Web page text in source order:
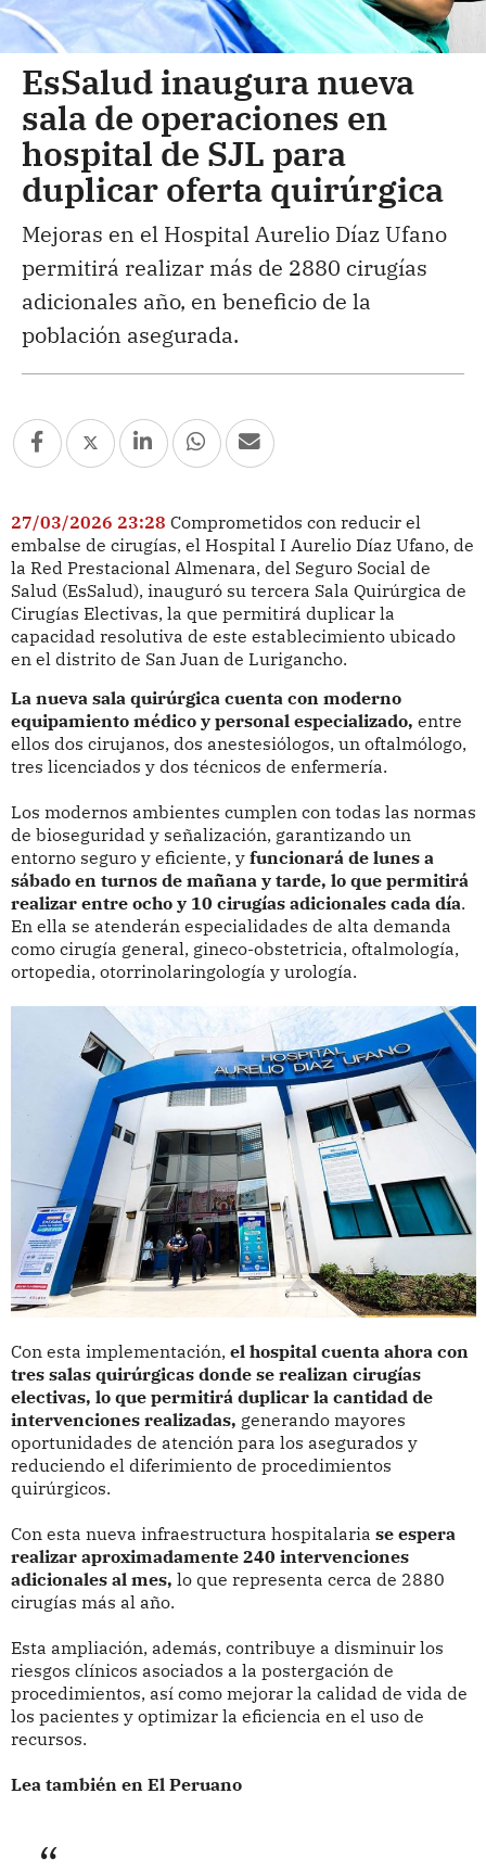
EsSalud inaugura nueva
sala de operaciones en
hospital de SJL para
duplicar oferta quirúrgica
Mejoras en el Hospital Aurelio Díaz Ufano
permitirá realizar más de 2880 cirugías
adicionales año, en beneficio de la
población asegurada.
27/03/2026 23:28 Comprometidos con reducir el
embalse de cirugías, el Hospital I Aurelio Díaz Ufano, de
la Red Prestacional Almenara, del Seguro Social de
Salud (EsSalud), inauguró su tercera Sala Quirúrgica de
Cirugías Electivas, la que permitirá duplicar la
capacidad resolutiva de este establecimiento ubicado
en el distrito de San Juan de Lurigancho.
La nueva sala quirúrgica cuenta con moderno
equipamiento médico y personal especializado, entre
ellos dos cirujanos, dos anestesiólogos, un oftalmólogo,
tres licenciados y dos técnicos de enfermería.
Los modernos ambientes cumplen con todas las normas
de bioseguridad y señalización, garantizando un
entorno seguro y eficiente, y funcionará de lunes a
sábado en turnos de mañana y tarde, lo que permitirá
realizar entre ocho y 10 cirugías adicionales cada día.
En ella se atenderán especialidades de alta demanda
como cirugía general, gineco-obstetricia, oftalmología,
ortopedia, otorrinolaringología y urología.
Con esta implementación, el hospital cuenta ahora con
tres salas quirúrgicas donde se realizan cirugías
electivas, lo que permitirá duplicar la cantidad de
intervenciones realizadas, generando mayores
oportunidades de atención para los asegurados y
reduciendo el diferimiento de procedimientos
quirúrgicos.
Con esta nueva infraestructura hospitalaria se espera
realizar aproximadamente 240 intervenciones
adicionales al mes, lo que representa cerca de 2880
cirugías más al año.
Esta ampliación, además, contribuye a disminuir los
riesgos clínicos asociados a la postergación de
procedimientos, así como mejorar la calidad de vida de
los pacientes y optimizar la eficiencia en el uso de
recursos.
Lea también en El Peruano